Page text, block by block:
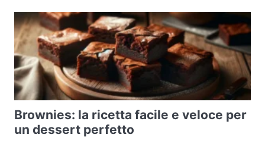
Brownies: la ricetta facile e veloce per
un dessert perfetto